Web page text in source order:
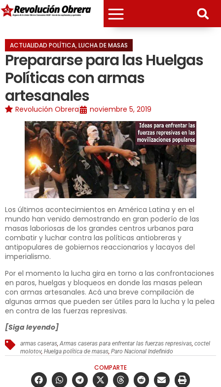
ACTUALIDAD POLÍTICA,LUCHA DE MASAS
Prepararse para las Huelgas
Políticas con armas
artesanales
Revolución Obrera noviembre 5, 2019
Los últimos acontecimientos en América Latina y en el
mundo han venido demostrando en gran poderío de las
masas laboriosas de los grandes centros urbanos para
combatir y luchar contra las políticas antiobreras y
antipopulares de gobiernos reaccionarios y lacayos del
imperialismo.
Por el momento la lucha gira en torno a las confrontaciones
en paros, huelgas y bloqueos en donde las masas pelean
con armas artesanales. Acá una breve compilación de
algunas armas que pueden ser útiles para la lucha y la pelea
en contra de las fuerzas represivas.
[Siga leyendo]
armas caseras ,Armas caseras para enfrentar las fuerzas represivas ,coctel
molotov,Huelga política de masas ,Paro Nacional Indefinido
COMPARTE